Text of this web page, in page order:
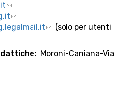
(link
sends
e-
(link
sends
mail)
(link
e-
mail)
(solo per utenti
Moroni-Caniana-Via